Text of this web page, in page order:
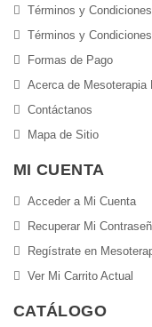
Términos y
Términos y
Formas de Pago
Acerca de Mesoterapia
Contáctanos
Mapa de Sitio
MI CUENTA
Acceder a Mi Cuenta
Recuperar Mi
Regístrate en
Ver Mi Carrito Actual
CATÁLOGO